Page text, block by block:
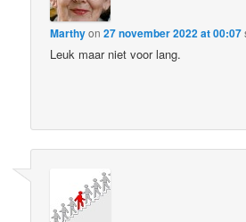
Marthyon27 november 2022 at 00:07
Leuk maar niet voor lang.